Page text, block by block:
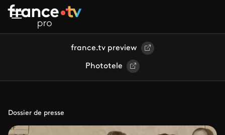
Aller au contenu principal
france.tv preview
Phototele
Dossier de presse